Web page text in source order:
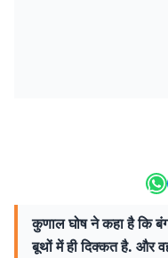
कुणाल घोष ने कहा है कि
बूथों में ही दिक्कत है. और